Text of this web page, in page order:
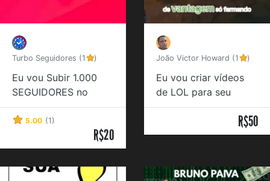
Turbo Seguidores (1 )
Eu vou Subir 1.000
SEGUIDORES no
Instagram
5.00 (1)
R$20
João Victor Howard (1 )
Eu vou criar vídeos
de LOL para seu
Insta/TikTok
R$50